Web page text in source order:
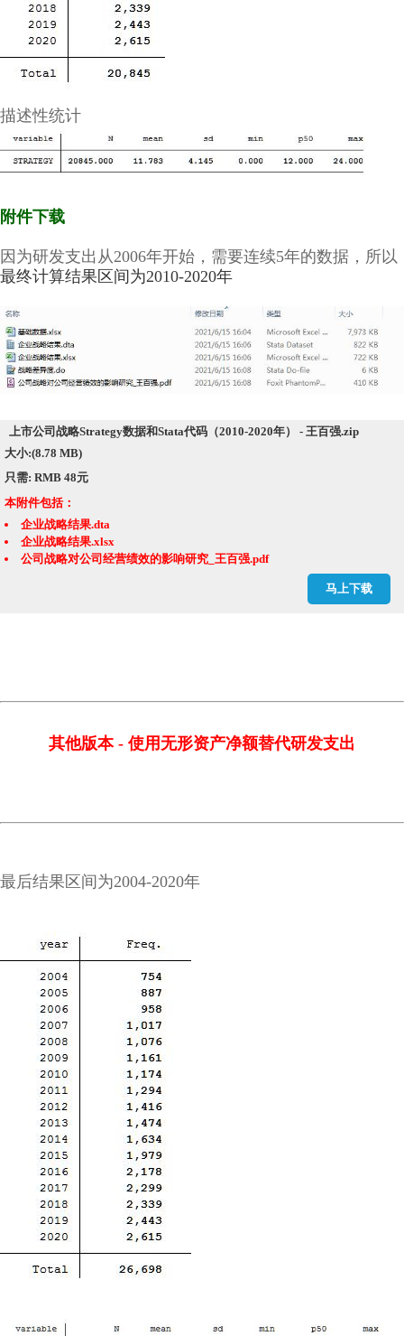
描述性统计
附件下载
因为研发支出从2006年开始，需要连续5年的数据，所以
最终计算结果区间为2010-2020年
上市公司战略Strategy数据和Stata代码（2010-2020年） - 王百强.zip
大小:(8.78 MB)
只需: RMB 48元
马上下载
本附件包括：
企业战略结果.dta
企业战略结果.xlsx
公司战略对公司经营绩效的影响研究_王百强.pdf
其他版本 - 使用无形资产净额替代研发支出
最后结果区间为2004-2020年